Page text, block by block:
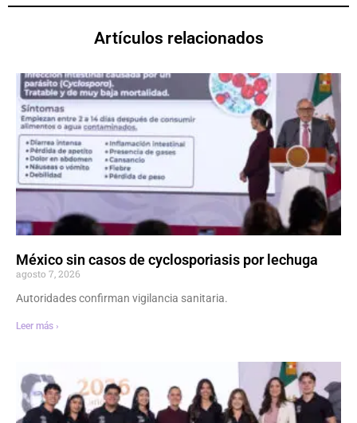
Artículos relacionados
México sin casos de cyclosporiasis por lechuga
agosto 7, 2026
Autoridades confirman vigilancia sanitaria.
Leer más ›